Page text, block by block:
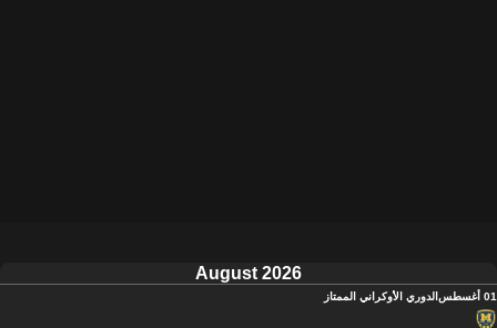
August 2026
01 أغسطس الدوري الأوكراني الممتاز